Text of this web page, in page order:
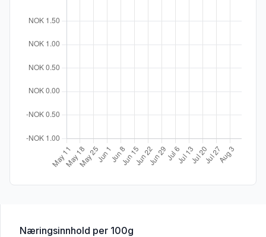
Næringsinnhold for 'Kokosgurt Pineapple 120g
per 100g